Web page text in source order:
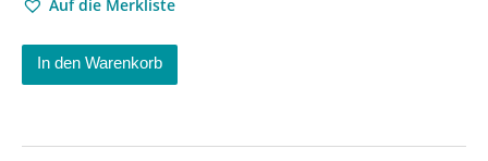
Auf die Merkliste
In den Warenkorb